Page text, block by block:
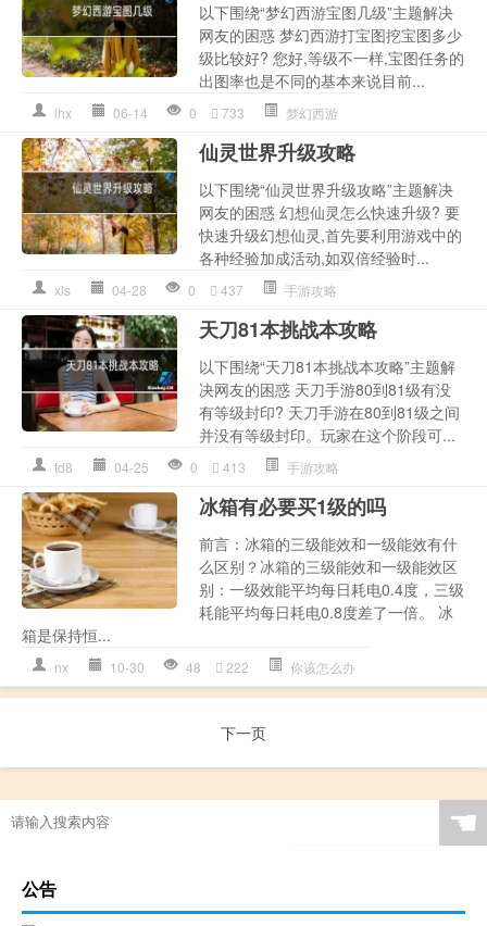
以下围绕“梦幻西游宝图几级”主题解决
网友的困惑 梦幻西游打宝图挖宝图多少
级比较好? 您好,等级不一样,宝图任务的
出图率也是不同的基本来说目前...
lhx 06-14 0 733 梦幻西游
仙灵世界升级攻略
以下围绕“仙灵世界升级攻略”主题解决
网友的困惑 幻想仙灵怎么快速升级? 要
快速升级幻想仙灵,首先要利用游戏中的
各种经验加成活动,如双倍经验时...
xls 04-28 0 437 手游攻略
天刀81本挑战本攻略
以下围绕“天刀81本挑战本攻略”主题解
决网友的困惑 天刀手游80到81级有没
有等级封印? 天刀手游在80到81级之间
并没有等级封印。玩家在这个阶段可...
td8 04-25 0 413 手游攻略
冰箱有必要买1级的吗
前言：冰箱的三级能效和一级能效有什
么区别？冰箱的三级能效和一级能效区
别：一级效能平均每日耗电0.4度，三级
耗能平均每日耗电0.8度差了一倍。 冰
箱是保持恒...
nx 10-30 48 222 你该怎么办
下一页
☚
公告